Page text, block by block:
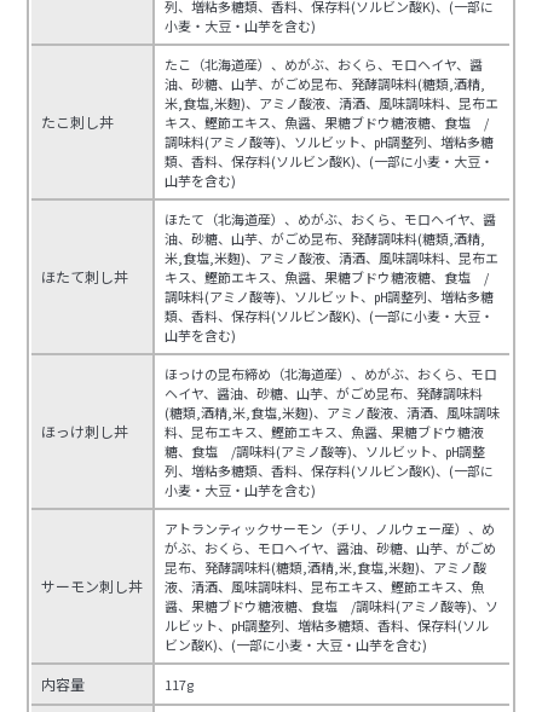
列、増粘多糖類、香料、保存料(ソルビン酸K)、(一部に
小麦・大豆・山芋を含む)
たこ刺し丼
たこ（北海道産）、めがぶ、おくら、モロヘイヤ、醤
油、砂糖、山芋、がごめ昆布、発酵調味料(糖類,酒精,
米,食塩,米麴)、アミノ酸液、清酒、風味調味料、昆布エ
キス、鰹節エキス、魚醤、果糖ブドウ糖液糖、食塩 /
調味料(アミノ酸等)、ソルビット、㏗調整列、増粘多糖
類、香料、保存料(ソルビン酸K)、(一部に小麦・大豆・
山芋を含む)
ほたて刺し丼
ほたて（北海道産）、めがぶ、おくら、モロヘイヤ、醤
油、砂糖、山芋、がごめ昆布、発酵調味料(糖類,酒精,
米,食塩,米麴)、アミノ酸液、清酒、風味調味料、昆布エ
キス、鰹節エキス、魚醤、果糖ブドウ糖液糖、食塩 /
調味料(アミノ酸等)、ソルビット、㏗調整列、増粘多糖
類、香料、保存料(ソルビン酸K)、(一部に小麦・大豆・
山芋を含む)
ほっけ刺し丼
ほっけの昆布締め（北海道産）、めがぶ、おくら、モロ
ヘイヤ、醤油、砂糖、山芋、がごめ昆布、発酵調味料
(糖類,酒精,米,食塩,米麴)、アミノ酸液、清酒、風味調味
料、昆布エキス、鰹節エキス、魚醤、果糖ブドウ糖液
糖、食塩 /調味料(アミノ酸等)、ソルビット、㏗調整
列、増粘多糖類、香料、保存料(ソルビン酸K)、(一部に
小麦・大豆・山芋を含む)
サーモン刺し丼
アトランティックサーモン（チリ、ノルウェー産）、め
がぶ、おくら、モロヘイヤ、醤油、砂糖、山芋、がごめ
昆布、発酵調味料(糖類,酒精,米,食塩,米麴)、アミノ酸
液、清酒、風味調味料、昆布エキス、鰹節エキス、魚
醤、果糖ブドウ糖液糖、食塩 /調味料(アミノ酸等)、ソ
ルビット、㏗調整列、増粘多糖類、香料、保存料(ソル
ビン酸K)、(一部に小麦・大豆・山芋を含む)
内容量 117g